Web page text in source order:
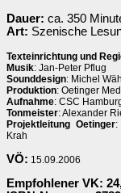
Dauer: ca. 350
Art: Szenische
Texteinrichtung und
Musik: Jan-Peter Pflug
Sounddesign: Michel
Produktion: Oetinger
Aufnahme: CSC
Tonmeister: Alexander
Projektleitung Oetinger:
Krah
VÖ: 15.09.2006
Empfohlener VK: